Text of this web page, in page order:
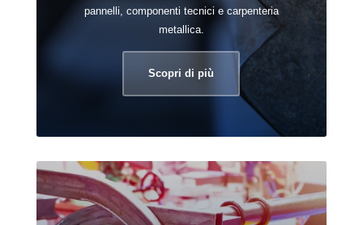
pannelli, componenti tecnici e carpenteria
metallica.
Scopri di più